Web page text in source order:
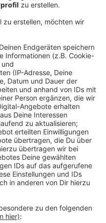
gefasst werden
ab sofort
anderem die
wichtige Mitglieder
Stadt arbeitet zurzeit
trotz
möglich gemacht
will sie dazu
haben die
zu,
und das